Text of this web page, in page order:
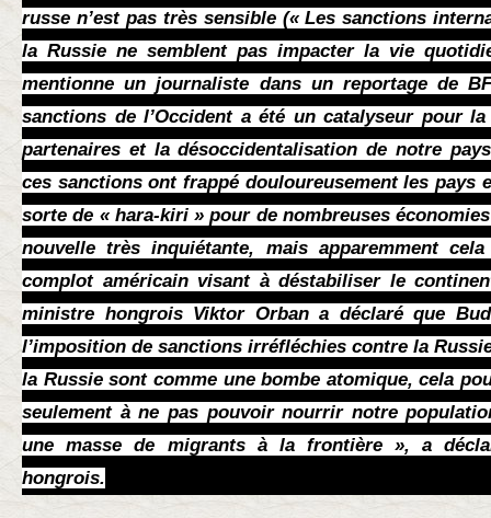
russe n’est pas très sensible (« Les sanctions
la Russie ne semblent pas impacter la vie
mentionne un journaliste dans un reportage de
sanctions de l’Occident a été un catalyseur pour
partenaires et la désoccidentalisation de notre
ces sanctions ont frappé douloureusement les pays
sorte de « hara-kiri » pour de nombreuses
nouvelle très inquiétante, mais apparemment
complot américain visant à déstabiliser le
ministre hongrois Viktor Orban a déclaré que
l’imposition de sanctions irréfléchies contre la
la Russie sont comme une bombe atomique, cela
seulement à ne pas pouvoir nourrir notre
une masse de migrants à la frontière », a
hongrois.